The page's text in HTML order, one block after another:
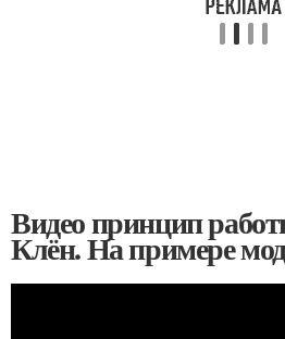
Видео принцип
Клён. На примере